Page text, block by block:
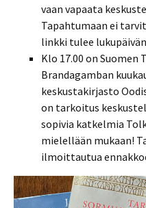
vaan vapaata
Tapahtumaan ei
linkki tulee
Klo 17.00 on Suomen
Brandagamban
keskustakirjasto
on tarkoitus
sopivia katkelmia
mielellään mukaan!
ilmoittautua